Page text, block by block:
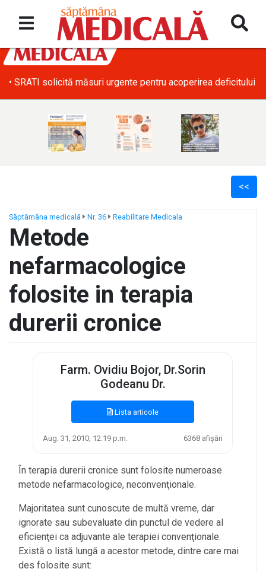
• SRATI solicită măsuri urgente pentru acoperirea deficitului
<<
Săptămâna medicală Nr. 36 Reabilitare Medicala
Metode
nefarmacologice
folosite in terapia
durerii cronice
Farm. Ovidiu Bojor, Dr.Sorin
Godeanu Dr.
Lista articole
Aug. 31, 2010, 12:19 p.m. 6368 afișări
În terapia durerii cronice sunt folosite numeroase
metode nefarmacologice, neconvenţionale.
Majoritatea sunt cunoscute de multă vreme, dar
ignorate sau subevaluate din punctul de vedere al
eficienţei ca adjuvante ale terapiei convenţionale.
Există o listă lungă a acestor metode, dintre care mai
des folosite sunt: